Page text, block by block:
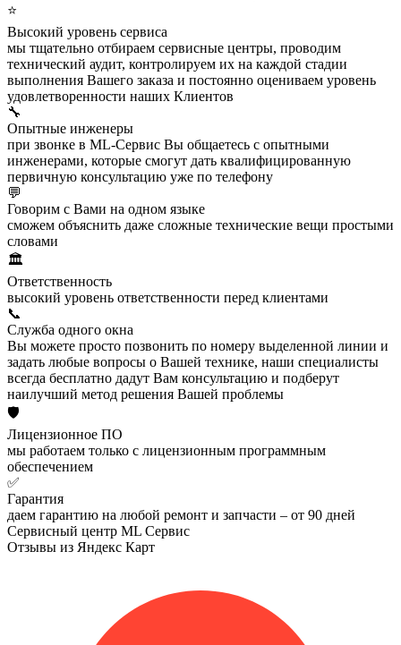
⭐
Высокий уровень сервиса
мы тщательно отбираем сервисные центры, проводим
технический аудит, контролируем их на каждой стадии
выполнения Вашего заказа и постоянно оцениваем уровень
удовлетворенности наших Клиентов
🔧
Опытные инженеры
при звонке в ML-Сервис Вы общаетесь с опытными
инженерами, которые смогут дать квалифицированную
первичную консультацию уже по телефону
💬
Говорим с Вами на одном языке
сможем объяснить даже сложные технические вещи простыми
словами
🏛️
Ответственность
высокий уровень ответственности перед клиентами
📞
Служба одного окна
Вы можете просто позвонить по номеру выделенной линии и
задать любые вопросы о Вашей технике, наши специалисты
всегда бесплатно дадут Вам консультацию и подберут
наилучший метод решения Вашей проблемы
🛡️
Лицензионное ПО
мы работаем только с лицензионным программным
обеспечением
✅
Гарантия
даем гарантию на любой ремонт и запчасти – от 90 дней
Сервисный центр ML Сервис
Отзывы из Яндекс Карт